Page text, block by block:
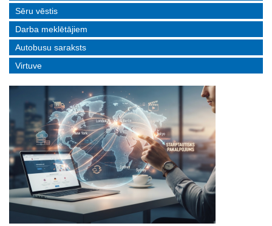
Sēru vēstis
Darba meklētājiem
Autobusu saraksts
Virtuve